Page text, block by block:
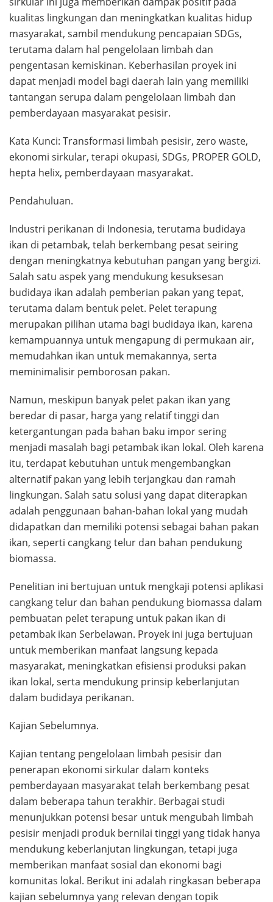
kualitas lingkungan dan meningkatkan kualitas hidup
masyarakat, sambil mendukung pencapaian SDGs,
terutama dalam hal pengelolaan limbah dan
pengentasan kemiskinan. Keberhasilan proyek ini
dapat menjadi model bagi daerah lain yang memiliki
tantangan serupa dalam pengelolaan limbah dan
pemberdayaan masyarakat pesisir.
Kata Kunci: Transformasi limbah pesisir, zero waste,
ekonomi sirkular, terapi okupasi, SDGs, PROPER GOLD,
hepta helix, pemberdayaan masyarakat.
Pendahuluan.
Industri perikanan di Indonesia, terutama budidaya
ikan di petambak, telah berkembang pesat seiring
dengan meningkatnya kebutuhan pangan yang bergizi.
Salah satu aspek yang mendukung kesuksesan
budidaya ikan adalah pemberian pakan yang tepat,
terutama dalam bentuk pelet. Pelet terapung
merupakan pilihan utama bagi budidaya ikan, karena
kemampuannya untuk mengapung di permukaan air,
memudahkan ikan untuk memakannya, serta
meminimalisir pemborosan pakan.
Namun, meskipun banyak pelet pakan ikan yang
beredar di pasar, harga yang relatif tinggi dan
ketergantungan pada bahan baku impor sering
menjadi masalah bagi petambak ikan lokal. Oleh karena
itu, terdapat kebutuhan untuk mengembangkan
alternatif pakan yang lebih terjangkau dan ramah
lingkungan. Salah satu solusi yang dapat diterapkan
adalah penggunaan bahan-bahan lokal yang mudah
didapatkan dan memiliki potensi sebagai bahan pakan
ikan, seperti cangkang telur dan bahan pendukung
biomassa.
Penelitian ini bertujuan untuk mengkaji potensi aplikasi
cangkang telur dan bahan pendukung biomassa dalam
pembuatan pelet terapung untuk pakan ikan di
petambak ikan Serbelawan. Proyek ini juga bertujuan
untuk memberikan manfaat langsung kepada
masyarakat, meningkatkan efisiensi produksi pakan
ikan lokal, serta mendukung prinsip keberlanjutan
dalam budidaya perikanan.
Kajian Sebelumnya.
Kajian tentang pengelolaan limbah pesisir dan
penerapan ekonomi sirkular dalam konteks
pemberdayaan masyarakat telah berkembang pesat
dalam beberapa tahun terakhir. Berbagai studi
menunjukkan potensi besar untuk mengubah limbah
pesisir menjadi produk bernilai tinggi yang tidak hanya
mendukung keberlanjutan lingkungan, tetapi juga
memberikan manfaat sosial dan ekonomi bagi
komunitas lokal. Berikut ini adalah ringkasan beberapa
kajian sebelumnya yang relevan dengan topik